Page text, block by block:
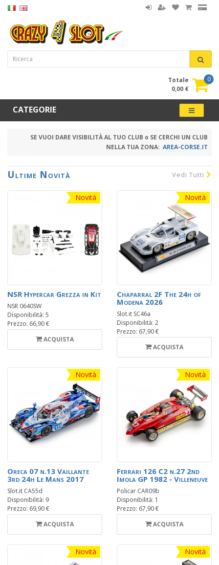
0
Totale
0,00 €
CATEGORIE
SE VUOI DARE VISIBILITÀ AL TUO CLUB o SE CERCHI UN CLUB
NELLA TUA ZONA: AREA-CORSE.IT
Vedi Tutti
Ultime Novità
Novità
NSR Hypercar Grezza in Kit
NSR 0640SW
Disponibilità: 5
Prezzo: 66,90 €
ACQUISTA
Novità
Chaparral 2F The 24h of
Modena 2026
Slot.it SC46a
Disponibilità: 2
Prezzo: 67,90 €
ACQUISTA
Novità
Oreca 07 n.13 Vaillante
3rd 24h Le Mans 2017
Slot.it CA55d
Disponibilità: 9
Prezzo: 69,90 €
ACQUISTA
Novità
Ferrari 126 C2 n.27 2nd
Imola GP 1982 - Villeneuve
Policar CAR09b
Disponibilità: 1
Prezzo: 67,90 €
ACQUISTA
Novità Novità